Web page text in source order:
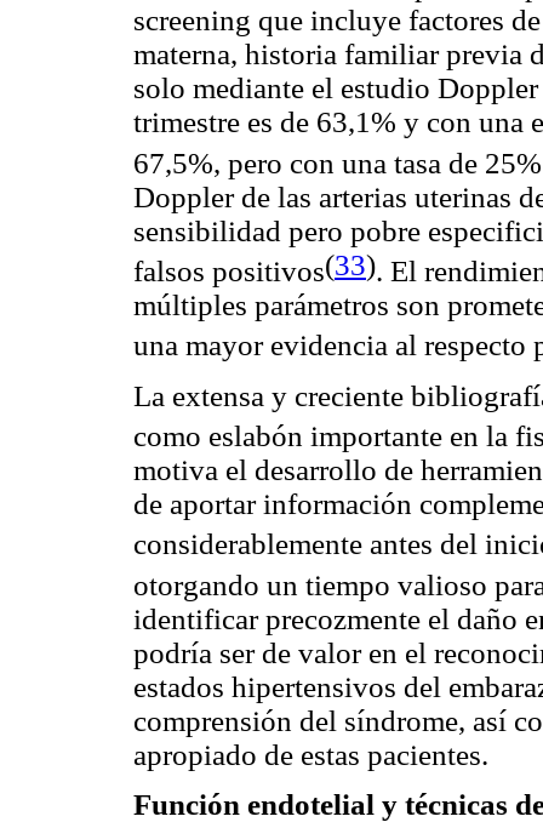
screening que incluye factores
materna, historia familiar previa
solo mediante el estudio
trimestre es de 63,1% y con una
67,5%, pero con una tasa de
Doppler de las arterias uterinas
sensibilidad pero pobre
falsos positivos(33). El
múltiples parámetros son
una mayor evidencia al respecto
La extensa y creciente
como eslabón importante en la
motiva el desarrollo de
de aportar información
considerablemente antes del
otorgando un tiempo valioso
identificar precozmente el daño
podría ser de valor en el
estados hipertensivos del
comprensión del síndrome, así
apropiado de estas pacientes.
Función endotelial y técnicas